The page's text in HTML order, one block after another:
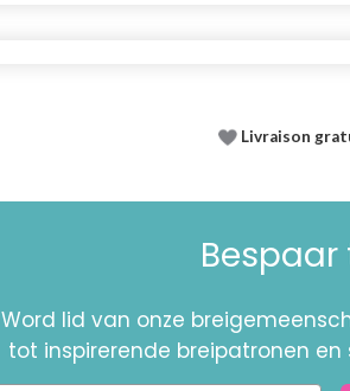
Livraison
Bespaar
Word lid van onze
tot inspirerende breipatronen